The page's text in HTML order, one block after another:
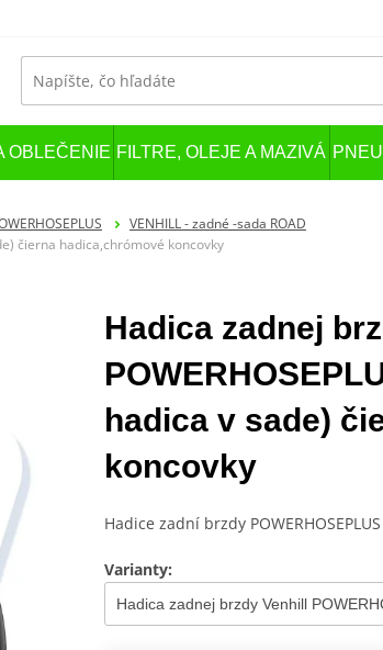
OBLEČENIE FILTRE, OLEJE A MAZIVÁ
VENHILL - zadné -sada ROAD
čierna hadica,chrómové koncovky
Hadica zadnej
hadica v sade)
koncovky
Hadice zadní brzdy
Varianty: